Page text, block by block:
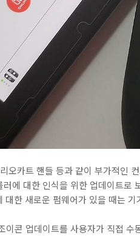
오카트 핸들 등과 같이 부가적인
러에 대한 인식을 위한 업데이트로
대한 새로운 펌웨어가 있을 때는
이콘 업데이트를 사용자가 직접